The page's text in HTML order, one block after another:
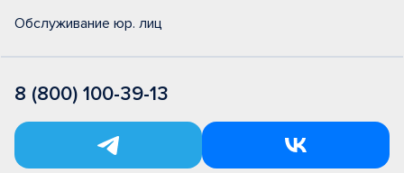
Обслуживание юр. лиц
8 (800) 100-39-13